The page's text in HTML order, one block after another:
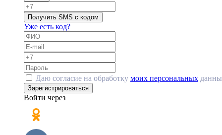
Получить SMS с кодом
Уже есть код?
Даю согласие на обработку моих персональных
Зарегистрироваться
Войти через